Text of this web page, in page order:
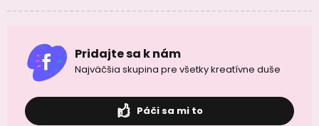
Pridajte sa k nám
Najväčšia skupina pre všetky kreatívne duše
Páči sa mi to